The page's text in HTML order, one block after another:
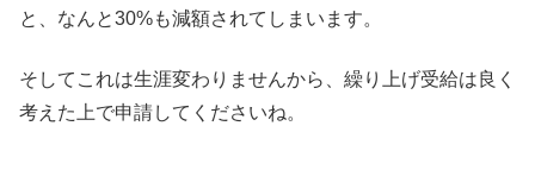
と、なんと30%も減額されてしまいます。
そしてこれは生涯変わりませんから、繰り上げ受給は良く
考えた上で申請してくださいね。